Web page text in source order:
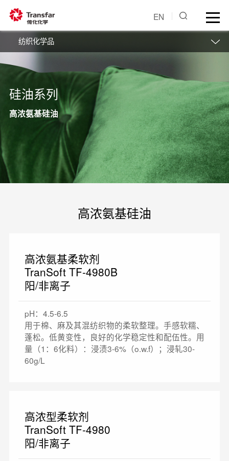
EN
硅油系列
高浓氨基硅油
纺织化学品
高浓氨基硅油
高浓氨基柔软剂
TranSoft TF-4980B
阳/非离子
pH：4.5-6.5
用于棉、麻及其混纺织物的柔软整理。手感软糯、
蓬松。低黄变性，良好的化学稳定性和配伍性。用
量（1：6化料）：浸渍3-6%（o.w.f）；浸轧30-
60g/L
高浓型柔软剂
TranSoft TF-4980
阳/非离子